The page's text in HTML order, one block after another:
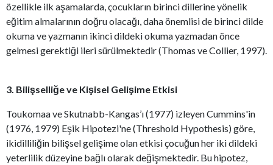
özellikle ilk aşamalarda, çocukların birinci dillerine yönelik
eğitim almalarının doğru olacağı, daha önemlisi de birinci dilde
okuma ve yazmanın ikinci dildeki okuma yazmadan önce
gelmesi gerektiği ileri sürülmektedir (Thomas ve Collier, 1997).
3. Bilişselliğe ve Kişisel Gelişime Etkisi
Toukomaa ve Skutnabb-Kangas’ı (1977) izleyen Cummins'in
(1976, 1979) Eşik Hipotezi'ne (Threshold Hypothesis) göre,
ikidilliliğin bilişsel gelişime olan etkisi çocuğun her iki dildeki
yeterlilik düzeyine bağlı olarak değişmektedir. Bu hipotez,